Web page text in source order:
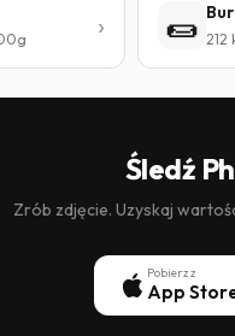
🌯 212
Śledź
Zrób zdjęcie. Uzyskaj
Pobierz z
App